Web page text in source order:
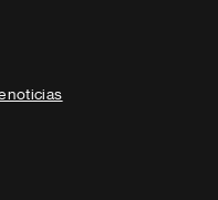
noticias